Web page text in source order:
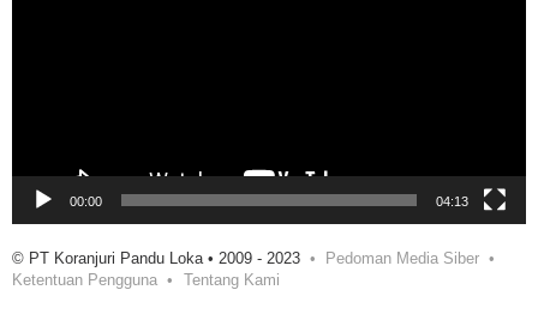
00:00 04:13
© PT Koranjuri Pandu Loka • 2009 - 2023
Pedoman Media Siber
Ketentuan Pengguna
Tentang Kami